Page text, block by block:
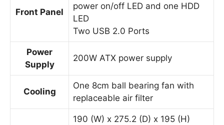
Front Panel
power on/off LED and one HDD
LED
Two USB 2.0 Ports
Power
Supply
200W ATX power supply
Cooling
One 8cm ball bearing fan with
replaceable air filter
190 (W) x 275.2 (D) x 195 (H)